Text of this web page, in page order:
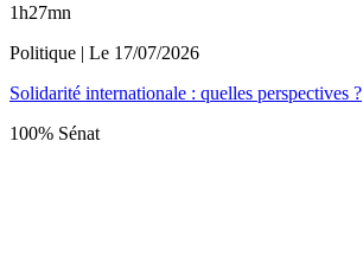
1h27mn
Politique | Le 17/07/2026
Solidarité internationale : quelles perspectives ?
100% Sénat